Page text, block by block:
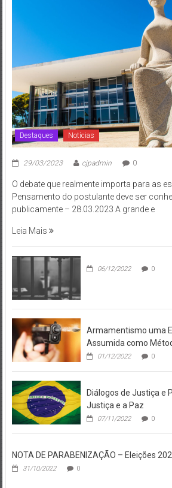
Destaques Notícias
29/03/2023 cjpadmin 0
O debate que realmente importa para as
Pensamento do postulante deve ser
publicamente – 28.03.2023 A grande e
Leia Mais
06/12/2022 0
Armamentismo uma
Assumida como
01/12/2022 0
Diálogos de Justiça e
Justiça e a Paz
07/11/2022 0
NOTA DE PARABENIZAÇÃO – Eleições
31/10/2022 0